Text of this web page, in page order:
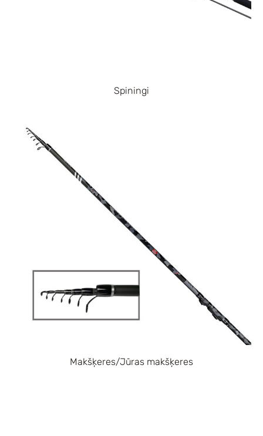
Spiningi
Makšķeres/Jūras makšķeres